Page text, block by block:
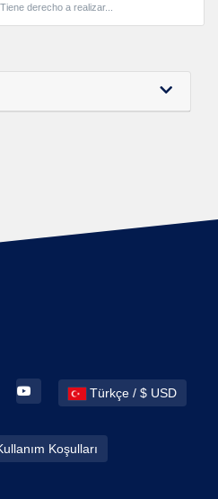
derecho a realizar...
Türkçe / $ USD
Koşulları